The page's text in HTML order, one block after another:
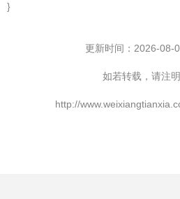
}
更新时间：2026-08-
如若转载，请注明
http://